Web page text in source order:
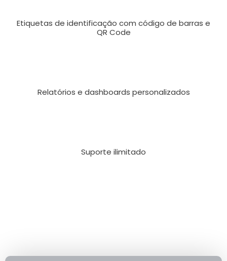
Etiquetas de identificação com código de barras e
QR Code
Relatórios e dashboards personalizados
Suporte ilimitado